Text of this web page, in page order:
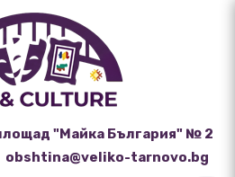
"Майка България" № 2
obshtina@veliko-tarnovo.bg